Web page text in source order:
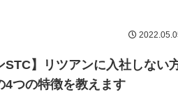
る人が増えます。若いうちは都市部で仕
STC】リツアンに入社しない
4つの特徴を教えます